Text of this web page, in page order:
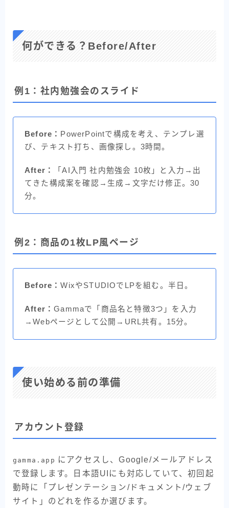
何ができる？Before/After
例1：社内勉強会のスライド
Before： PowerPointで構成を考え、テンプレ選
び、テキスト打ち、画像探し。3時間。
After：
「AI入門 社内勉強会 10枚」と入力→出
てきた構成案を確認→生成→文字だけ修正。30
分。
例2：商品の1枚LP風ページ
Before：WixやSTUDIOでLPを組む。半日。
After：Gammaで「商品名と特徴3つ」を入力
→Webページとして公開→URL共有。15分。
使い始める前の準備
アカウント登録
gamma.app にアクセスし、Google/メールアドレス
で登録します。日本語UIにも対応していて、初回起
動時に「プレゼンテーション/ドキュメント/ウェブ
サイト」のどれを作るか選びます。